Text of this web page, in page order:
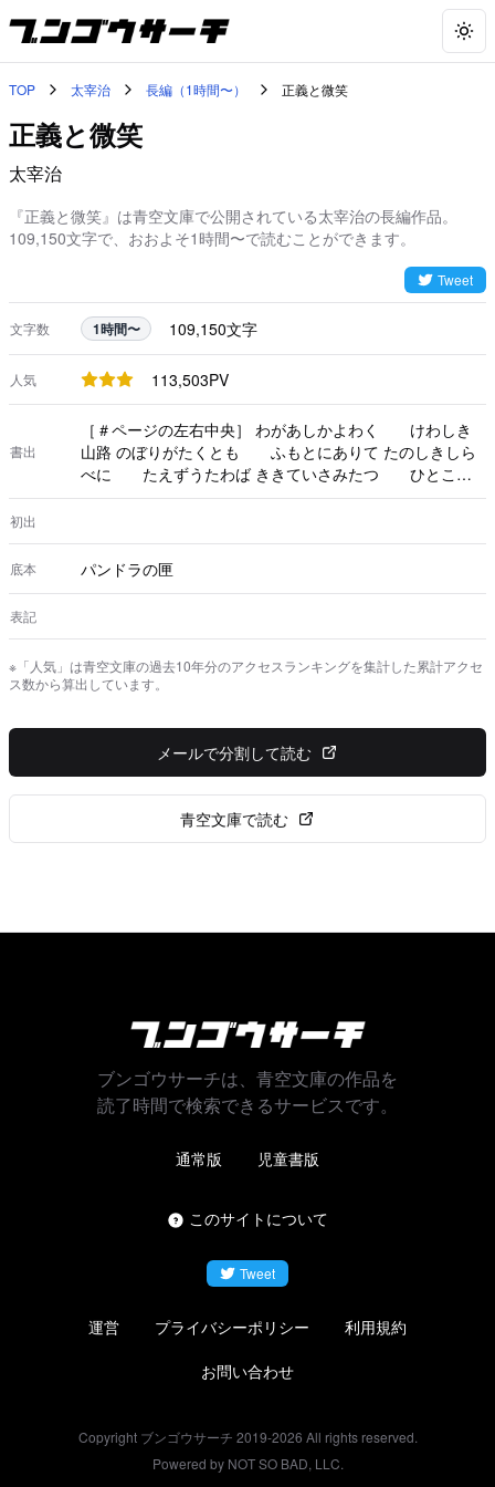
TOP 太宰治 長編（1時間〜） 正義と微笑
正義と微笑
太宰治
『正義と微笑』は青空文庫で公開されている太宰治の長編作品。
109,150文字で、おおよそ1時間〜で読むことができます。
Tweet
文字数 1時間〜 109,150文字
人気 113,503PV
書出
［＃ページの左右中央］ わがあしかよわく けわしき
山路 のぼりがたくとも ふもとにありて たのしきしら
べに たえずうたわば ききていさみたつ ひとこそ
あらめ さんびか第百五十九 ［＃改ページ］ 四月十六
初出
底本 パンドラの匣
表記
※「人気」は青空文庫の過去10年分のアクセスランキングを集計した累計アクセ
ス数から算出しています。
メールで分割して読む
青空文庫で読む
ブンゴウサーチは、青空文庫の作品を
読了時間で検索できるサービスです。
通常版 児童書版
このサイトについて
Tweet
運営 プライバシーポリシー
利用規約
お問い合わせ
Copyright ブンゴウサーチ 2019-2026 All rights reserved.
Powered by NOT SO BAD, LLC.